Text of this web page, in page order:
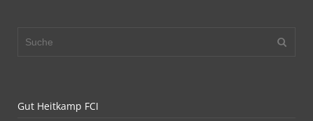
Gut Heitkamp FCI